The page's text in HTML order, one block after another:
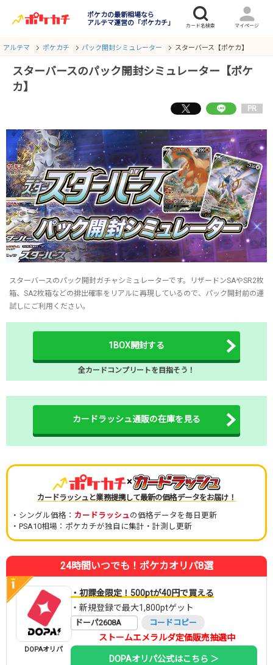
ポケカの最新相場なら
アルテマ運営の「ポケカチ」
アルテマ ポケカチ パック開封シミュレーター スターバース【ポケカ】
スターバースのパック開封シミュレーター【ポケ
カ】
PR
スターバースのパック開封ガチャシミュレーターです。リザードンSAやSR2枚
箱、SA2枚箱などの排出確率をリアルに再現しているので、パック開封前の運
試しにご利用ください。
1BOX開封する
全カードコンプリートを目指そう！
カードラッシュ通販の在庫を見る
×
カードラッシュと業務提携して最新の価格データをお届け！
・シングル価格： カードラッシュの価格データを毎日更新
・PSA10相場：ポケカチが独自に集計・計測し更新
24時間いつでも！ポケカオリパ8選
DOPAオリパ
・初課金限定！500ptが40円で買える
・新規登録で最大1,800ptゲット
ドーパ2608A コードコピー
ストームエメラルダ定価販売抽選中
DOPAオリパ公式はこちら ＞